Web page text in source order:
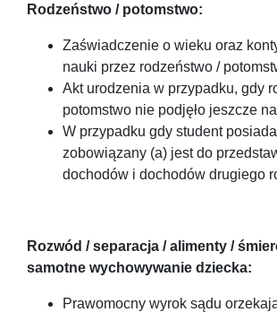
Rodzeństwo / potomstwo:
Zaświadczenie o wieku oraz
nauki przez rodzeństwo /
Akt urodzenia w przypadku, gdy
potomstwo nie podjęło jeszcze
W przypadku gdy student
zobowiązany (a) jest do
dochodów i dochodów drugiego
Rozwód / separacja / alimenty /
samotne wychowywanie dziecka:
Prawomocny wyrok sądu